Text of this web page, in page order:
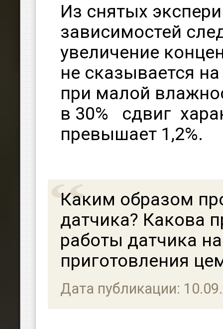
Из снятых
зависимостей
увеличение
не сказывается
при малой
в 30% сдвиг
превышает 1,2%.
Каким образом
датчика? Какова
работы датчика
приготовления
Дата публикации: